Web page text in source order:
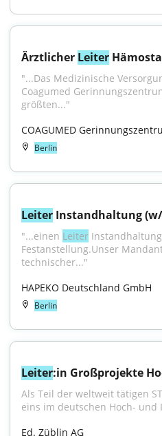
Ärztlicher Leiter
"...Das Medizinische
Coagumed
größten..."
COAGUMED
Berlin
Leiter Instandhaltung
"...einen Leiter
Festanstellung.Unser
technischer..."
HAPEKO Deutschland GmbH
Berlin
Leiter:in Großprojekte
Als Teil der weltweit tätigen
eins im deutschen Hoch-
Ed. Züblin AG